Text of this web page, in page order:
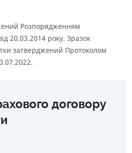
Розпорядженням
20.03.2014 року. Зразок
затверджений Протоколом
договору